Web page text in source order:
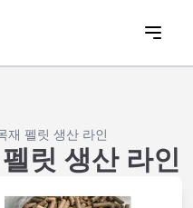
재 펠릿 생산 라인
릿 생산 라인